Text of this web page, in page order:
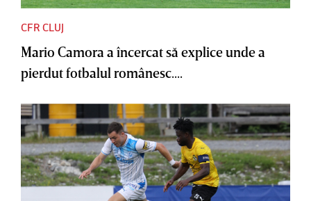
CFR CLUJ
Mario Camora a încercat să explice unde a
pierdut fotbalul românesc....